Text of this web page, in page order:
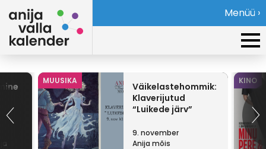
Menüü ›
MUUSIKA
Väikelastehommik:
Klaverijutud
“Luikede järv”
9. november
Anija mõis
KINO